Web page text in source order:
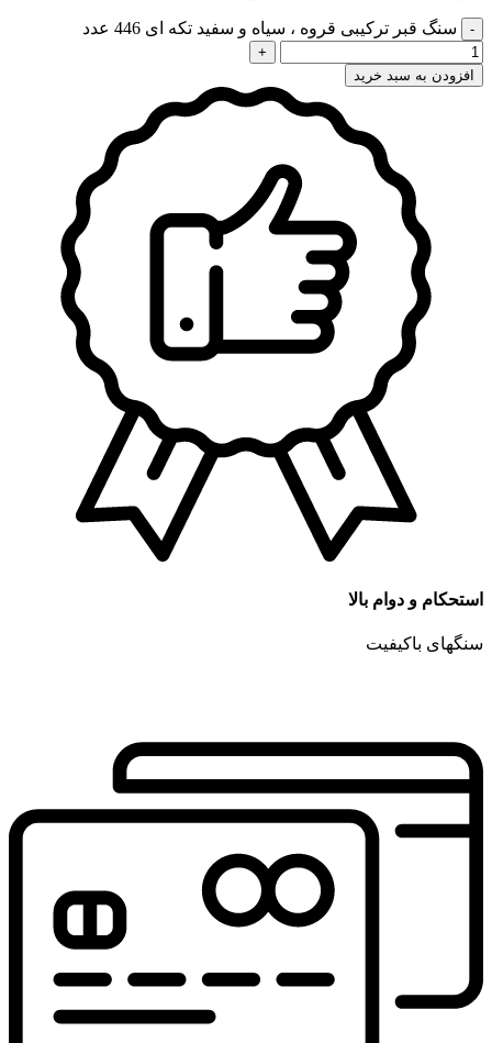
سنگ قبر ترکیبی قروه ، سیاه و سفید تکه ای 446 عدد
افزودن به سبد خرید
استحکام و دوام بالا
سنگهای باکیفیت